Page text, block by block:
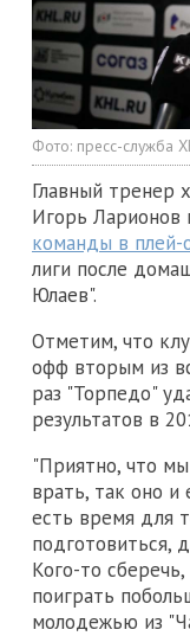
Фото: пресс-служба
Главный тренер
Игорь Ларионов
команды в плей-
лиги после
Юлаев".
Отметим, что
офф вторым из
раз "Торпедо"
результатов в
"Приятно, что
врать, так оно и
есть время для
подготовиться,
Кого-то
поиграть
молодежью из